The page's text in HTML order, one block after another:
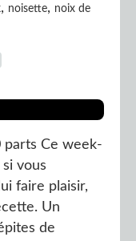
, noisette, noix de
parts Ce week-
vous
faire plaisir,
Un
de